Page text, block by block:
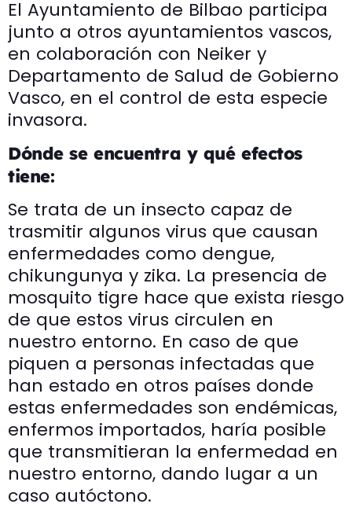
El Ayuntamiento de Bilbao participa
junto a otros ayuntamientos vascos,
en colaboración con Neiker y
Departamento de Salud de Gobierno
Vasco, en el control de esta especie
invasora.
Dónde se encuentra y qué efectos
tiene:
Se trata de un insecto capaz de
trasmitir algunos virus que causan
enfermedades como dengue,
chikungunya y zika. La presencia de
mosquito tigre hace que exista riesgo
de que estos virus circulen en
nuestro entorno. En caso de que
piquen a personas infectadas que
han estado en otros países donde
estas enfermedades son endémicas,
enfermos importados, haría posible
que transmitieran la enfermedad en
nuestro entorno, dando lugar a un
caso autóctono.